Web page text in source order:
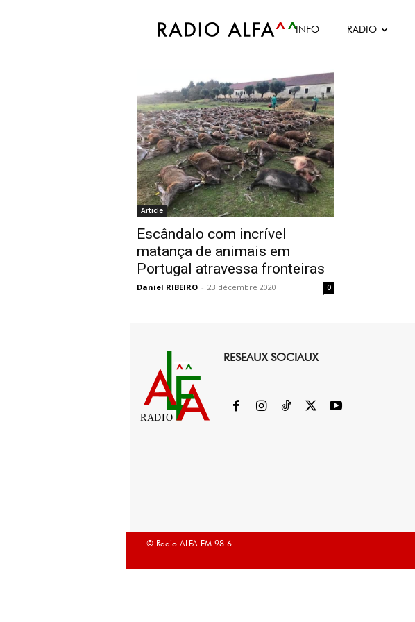
INFO RADIO
Accueil Tags Matança animais
Tag: Matança animais
Article
Escândalo com incrível
matança de animais em
Portugal atravessa fronteiras
Daniel RIBEIRO - 23 décembre 2020 0
RADIO
RESEAUX SOCIAUX
© Radio ALFA FM 98.6